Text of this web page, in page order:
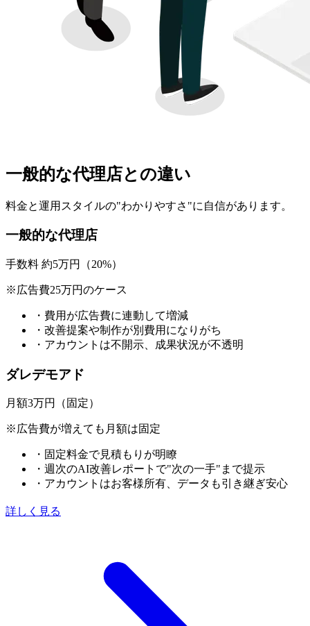
一般的な代理店との違い
料金と運用スタイルの"わかりやすさ"に自信があります。
一般的な代理店
手数料 約5万円（20%）
※広告費25万円のケース
・費用が広告費に連動して増減
・改善提案や制作が別費用になりがち
・アカウントは不開示、成果状況が不透明
ダレデモアド
月額3万円（固定）
※広告費が増えても月額は固定
・固定料金で見積もりが明瞭
・週次のAI改善レポートで"次の一手"まで提示
・アカウントはお客様所有、データも引き継ぎ安心
詳しく見る